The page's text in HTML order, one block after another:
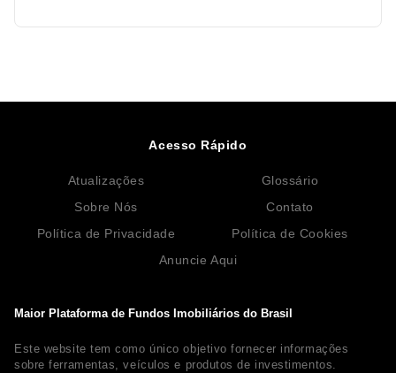
Maior Plataforma de Fundos Imobiliários do Brasil
Este website tem como único objetivo fornecer informações
sobre ferramentas, veículos e produtos de investimentos.
Acesso Rápido
Atualizações
Glossário
Sobre Nós
Contato
Política de Privacidade
Política de Cookies
Anuncie Aqui